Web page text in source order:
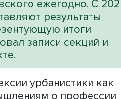
исследователи и
связанных с
и роста
и другие вопросы.